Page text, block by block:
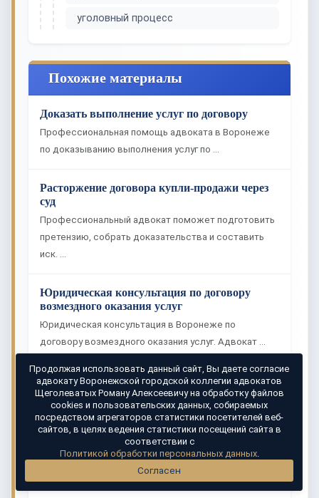
уголовный процесс
Похожие материалы
Доказать выполнение услуг по договору
Профессиональная помощь адвоката в Воронеже
по доказыванию выполнения услуг по …
Расторжение договора купли-продажи через
суд
Профессиональный адвокат поможет подготовить
претензию, собрать доказательства и составить
иск. …
Юридическая консультация по договору
возмездного оказания услуг
Юридическая консультация в Воронеже по
договору возмездного оказания услуг. Адвокат …
Фальсификация доказательств по уголовному
делу
Фальсификация доказательств — грубейшее
нарушение УПК РФ, влекущее незаконное
Уголовный адвокат
Продолжая использовать данный сайт, Вы даете согласие
адвокату Воронежской городской коллегии адвокатов
Щеголеватых Роману Алексеевичу на обработку файлов
cookies и пользовательских данных, собираемых
посредством агрегаторов статистики посетителей веб-
сайтов, в целях ведения статистики посещений сайта в
соответствии с
Политикой обработки персональных данных.
Согласен